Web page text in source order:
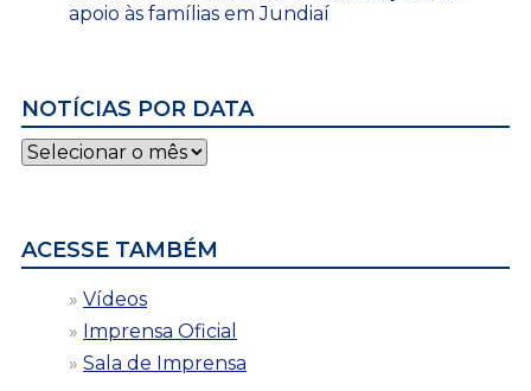
apoio às famílias em Jundiaí
NOTÍCIAS POR DATA
Notícias
por
ACESSE TAMBÉM
Vídeos
Imprensa Oficial
Sala de Imprensa